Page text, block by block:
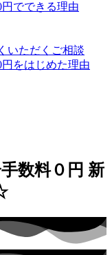
でできる理由
いただくご相談
をはじめた理由
数料０円 新